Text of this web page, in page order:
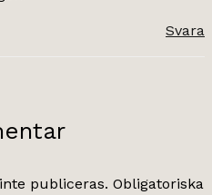
Svara
publiceras. Obligatoriska